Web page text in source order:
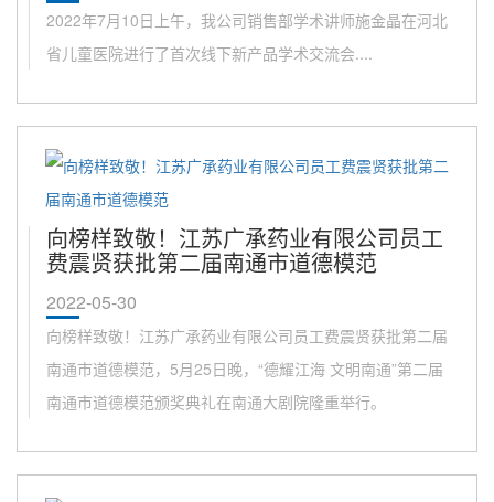
2022年7月10日上午，我公司销售部学术讲师施金晶在河北
省儿童医院进行了首次线下新产品学术交流会....
向榜样致敬！江苏广承药业有限公司员工
费震贤获批第二届南通市道德模范
2022-05-30
向榜样致敬！江苏广承药业有限公司员工费震贤获批第二届
南通市道德模范，5月25日晚，“德耀江海 文明南通”第二届
南通市道德模范颁奖典礼在南通大剧院隆重举行。